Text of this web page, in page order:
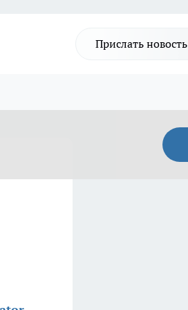
Прислать новость